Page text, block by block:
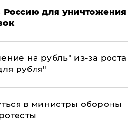
Россию для уничтожения
на рубль" из-за роста
рубля"
в министры обороны